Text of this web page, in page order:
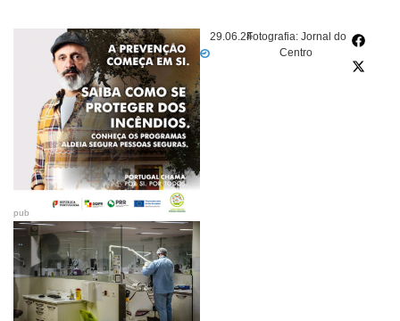
29.06.24Fotografia: Jornal do
Centro
pub